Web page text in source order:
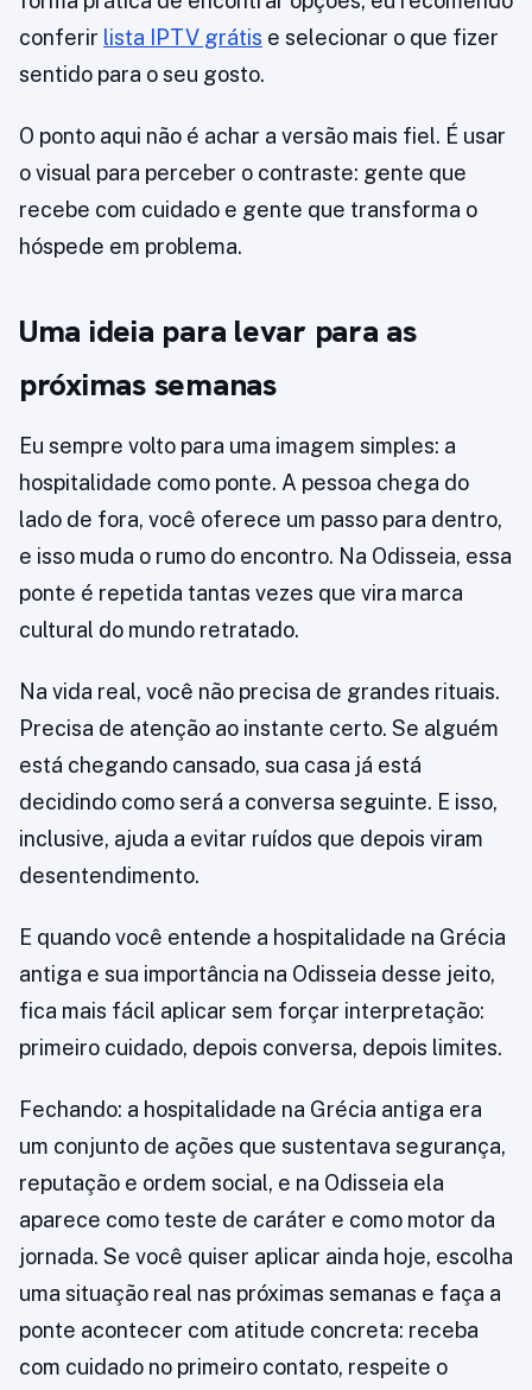
conferir lista IPTV grátis e selecionar o que fizer
sentido para o seu gosto.
O ponto aqui não é achar a versão mais fiel. É usar
o visual para perceber o contraste: gente que
recebe com cuidado e gente que transforma o
hóspede em problema.
Uma ideia para levar para as
próximas semanas
Eu sempre volto para uma imagem simples: a
hospitalidade como ponte. A pessoa chega do
lado de fora, você oferece um passo para dentro,
e isso muda o rumo do encontro. Na Odisseia, essa
ponte é repetida tantas vezes que vira marca
cultural do mundo retratado.
Na vida real, você não precisa de grandes rituais.
Precisa de atenção ao instante certo. Se alguém
está chegando cansado, sua casa já está
decidindo como será a conversa seguinte. E isso,
inclusive, ajuda a evitar ruídos que depois viram
desentendimento.
E quando você entende a hospitalidade na Grécia
antiga e sua importância na Odisseia desse jeito,
fica mais fácil aplicar sem forçar interpretação:
primeiro cuidado, depois conversa, depois limites.
Fechando: a hospitalidade na Grécia antiga era
um conjunto de ações que sustentava segurança,
reputação e ordem social, e na Odisseia ela
aparece como teste de caráter e como motor da
jornada. Se você quiser aplicar ainda hoje, escolha
uma situação real nas próximas semanas e faça a
ponte acontecer com atitude concreta: receba
com cuidado no primeiro contato, respeite o